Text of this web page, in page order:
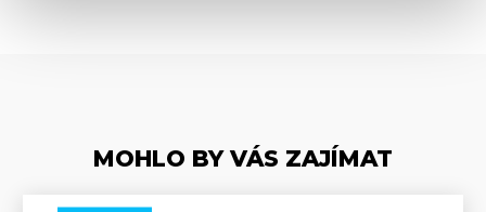
MOHLO BY VÁS ZAJÍMAT